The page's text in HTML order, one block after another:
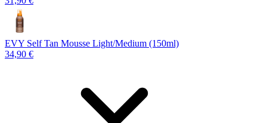
EVY Self Tan Mousse Light/Medium (150ml)
34,90 €